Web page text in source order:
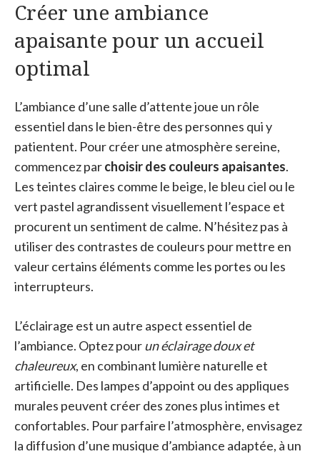
Créer une ambiance
apaisante pour un accueil
optimal
L’ambiance d’une salle d’attente joue un rôle
essentiel dans le bien-être des personnes qui y
patientent. Pour créer une atmosphère sereine,
commencez parchoisir des couleurs apaisantes.
Les teintes claires comme le beige, le bleu ciel ou le
vert pastel agrandissent visuellement l’espace et
procurent un sentiment de calme. N’hésitez pas à
utiliser des contrastes de couleurs pour mettre en
valeur certains éléments comme les portes ou les
interrupteurs.
L’éclairage est un autre aspect essentiel de
l’ambiance. Optez pourun éclairage doux et
chaleureux, en combinant lumière naturelle et
artificielle. Des lampes d’appoint ou des appliques
murales peuvent créer des zones plus intimes et
confortables. Pour parfaire l’atmosphère, envisagez
la diffusion d’une musique d’ambiance adaptée, à un